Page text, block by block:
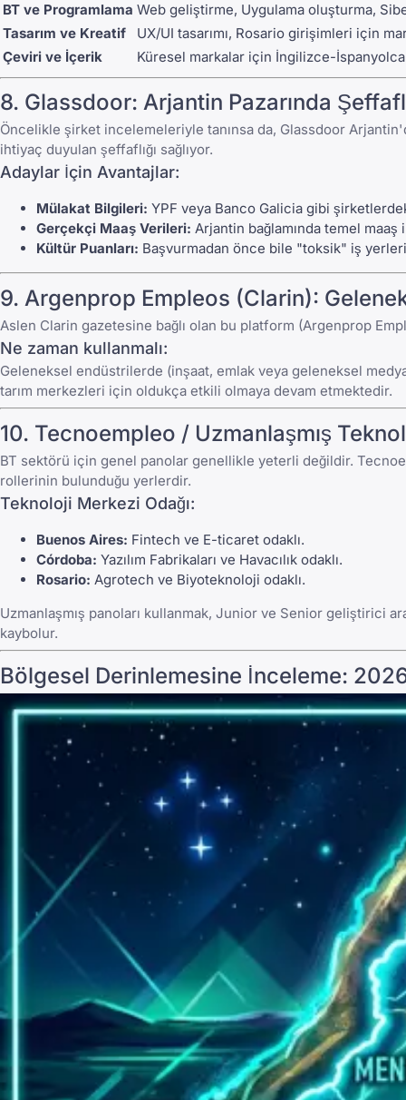
BT ve Programlama Web geliştirme, Uygulama oluşturma,
Tasarım ve Kreatif
UX/UI tasarımı, Rosario girişimleri için
Çeviri ve İçerik
Küresel markalar için İngilizce-
8. Glassdoor: Arjantin Pazarında
Öncelikle şirket incelemeleriyle tanınsa da, Glassdoor
ihtiyaç duyulan şeffaflığı sağlıyor.
Adaylar İçin Avantajlar:
Mülakat Bilgileri: YPF veya Banco Galicia gibi
Gerçekçi Maaş Verileri: Arjantin bağlamında temel
Kültür Puanları: Başvurmadan önce bile "toksik" iş
9. Argenprop Empleos (Clarin):
Aslen Clarin gazetesine bağlı olan bu platform (Argenprop
Ne zaman kullanmalı:
Geleneksel endüstrilerde (inşaat, emlak veya geleneksel
tarım merkezleri için oldukça etkili olmaya devam etmektedir.
10. Tecnoempleo / Uzmanlaşmış
BT sektörü için genel panolar genellikle yeterli değildir.
rollerinin bulunduğu yerlerdir.
Teknoloji Merkezi Odağı:
Buenos Aires: Fintech ve E-ticaret odaklı.
Córdoba: Yazılım Fabrikaları ve Havacılık odaklı.
Rosario: Agrotech ve Biyoteknoloji odaklı.
Uzmanlaşmış panoları kullanmak, Junior ve Senior geliştirici
kaybolur.
Bölgesel Derinlemesine İnceleme: